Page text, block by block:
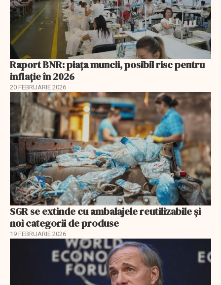
Raport BNR: piața muncii, posibil risc pentru
inflație în 2026
20 FEBRUARIE 2026
SGR se extinde cu ambalajele reutilizabile și
noi categorii de produse
19 FEBRUARIE 2026